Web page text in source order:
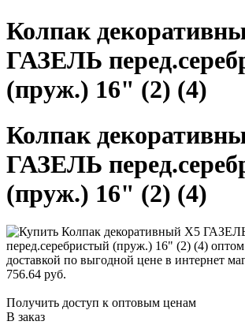
Колпак
ГАЗЕЛЬ
(пруж.) 16" (2) (4)
Колпак
ГАЗЕЛЬ
(пруж.) 16" (2) (4)
756.64 руб.
Получить доступ к оптовым ценам
В заказ